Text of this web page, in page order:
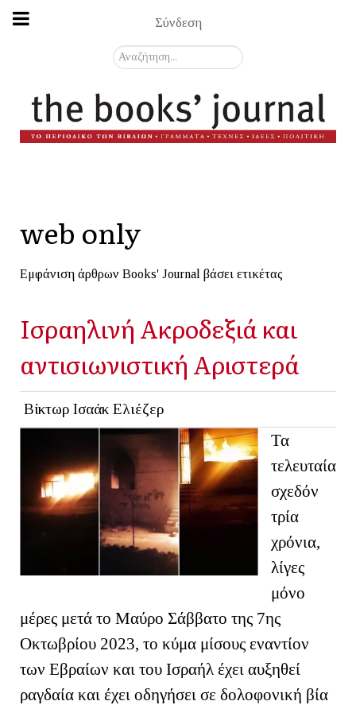
Σύνδεση
Αναζήτηση...
web only
Εμφάνιση άρθρων Books' Journal βάσει ετικέτας
Ισραηλινή Ακροδεξιά και
αντισιωνιστική Αριστερά
Βίκτωρ Ισαάκ Ελιέζερ
Τα
τελευταία
σχεδόν
τρία
χρόνια,
λίγες
μόνο
μέρες μετά το Μαύρο Σάββατο της 7ης
Οκτωβρίου 2023, το κύμα μίσους εναντίον
των Εβραίων και του Ισραήλ έχει αυξηθεί
ραγδαία και έχει οδηγήσει σε δολοφονική βία